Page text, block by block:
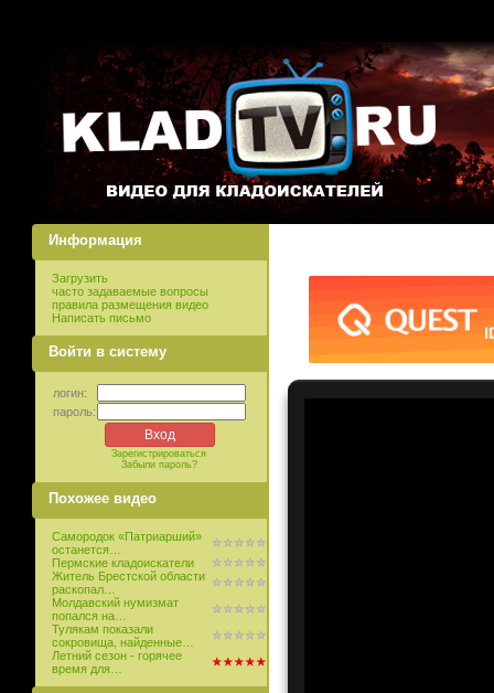
Информация
Загрузить
часто задаваемые вопросы
правила размещения видео
Написать письмо
Войти в систему
логин:
пароль:
Зарегистрироваться
Забыли пароль?
Похожее видео
Самородок «Патриарший»
останется…
Пермские кладоискатели
Житель Брестской области
раскопал…
Молдавский нумизмат
попался на…
Тулякам показали
сокровища, найденные…
Летний сезон - горячее
время для…